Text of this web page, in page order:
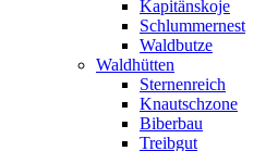
Kapitänskoje
Schlummernest
Waldbutze
Waldhütten
Sternenreich
Knautschzone
Biberbau
Treibgut